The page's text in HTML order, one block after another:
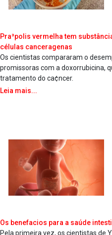
Pra³polis vermelha tem
células cancera­genas
Os cientistas compararam o
promissoras com a doxorrubicina,
tratamento do ca¢ncer.
Leia mais...
Os benefa­cios para a saúde
Pela primeira vez, os cientistas de